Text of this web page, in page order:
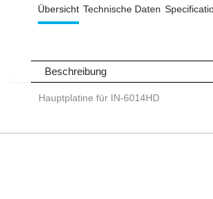
Übersicht Technische Daten
Beschreibung
Hauptplatine für IN-6014HD